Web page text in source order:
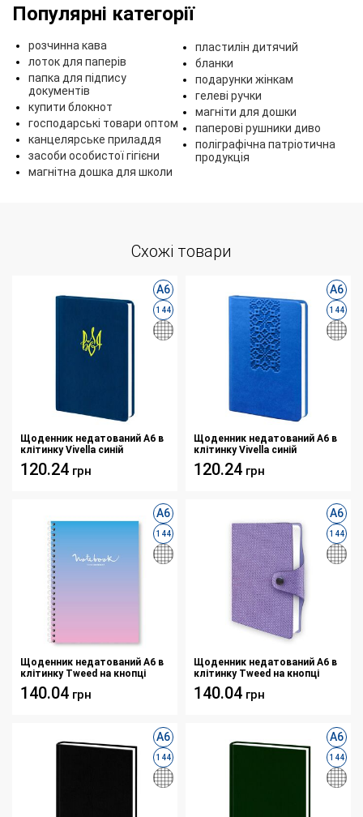
Популярні категорії
розчинна кава
лоток для паперів
папка для підпису
документів
купити блокнот
господарські товари оптом
канцелярське приладдя
засоби особистої гігієни
магнітна дошка для школи
пластилін дитячий
бланки
подарунки жінкам
гелеві ручки
магніти для дошки
паперові рушники диво
поліграфічна патріотична
продукція
Схожі товари
А6
144
Щоденник недатований А6 в
клітинку Vivella синій
120.24 грн
А6
144
Щоденник недатований А6 в
клітинку Vivella синій
120.24 грн
А6
144
Щоденник недатований А6 в
клітинку Tweed на кнопці
сірий
140.04 грн
А6
144
Щоденник недатований А6 в
клітинку Tweed на кнопці
фіолетовий
140.04 грн
А6
144
А6
144